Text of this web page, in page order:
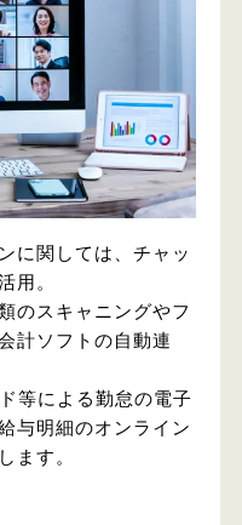
に関しては、チャッ
用。
のスキャニングやフ
計ソフトの自動連
等による勤怠の電子
与明細のオンライン
ます。